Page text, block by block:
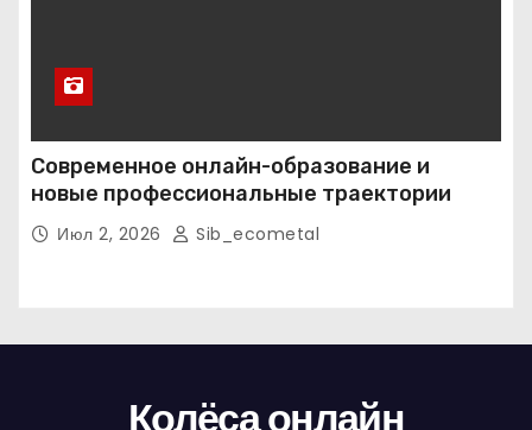
Современное онлайн-образование и
новые профессиональные траектории
Июл 2, 2026 Sib_ecometal
Колёса онлайн